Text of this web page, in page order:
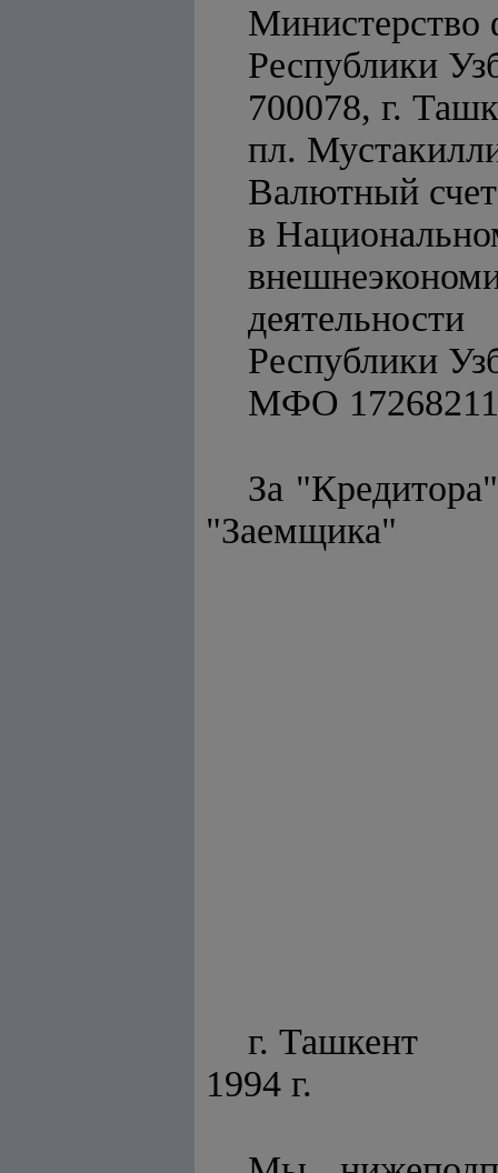
Министерство
Республики
700078, г.
пл.
Валютный
в
деятельности
Республики
МФО
За
"Заемщика"
г.
1994 г.